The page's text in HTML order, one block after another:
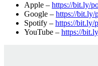
Apple – https://bit.ly/
Google – https://bit.ly/
Spotify – https://bit.ly/
YouTube – https://